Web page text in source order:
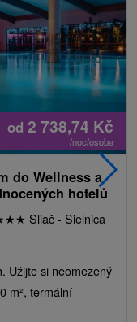
od 2 738,74 Kč
/noc/osoba
do Wellness a
hotelů
★★ Sliač - Sielnica
Užijte si neomezený
m², termální